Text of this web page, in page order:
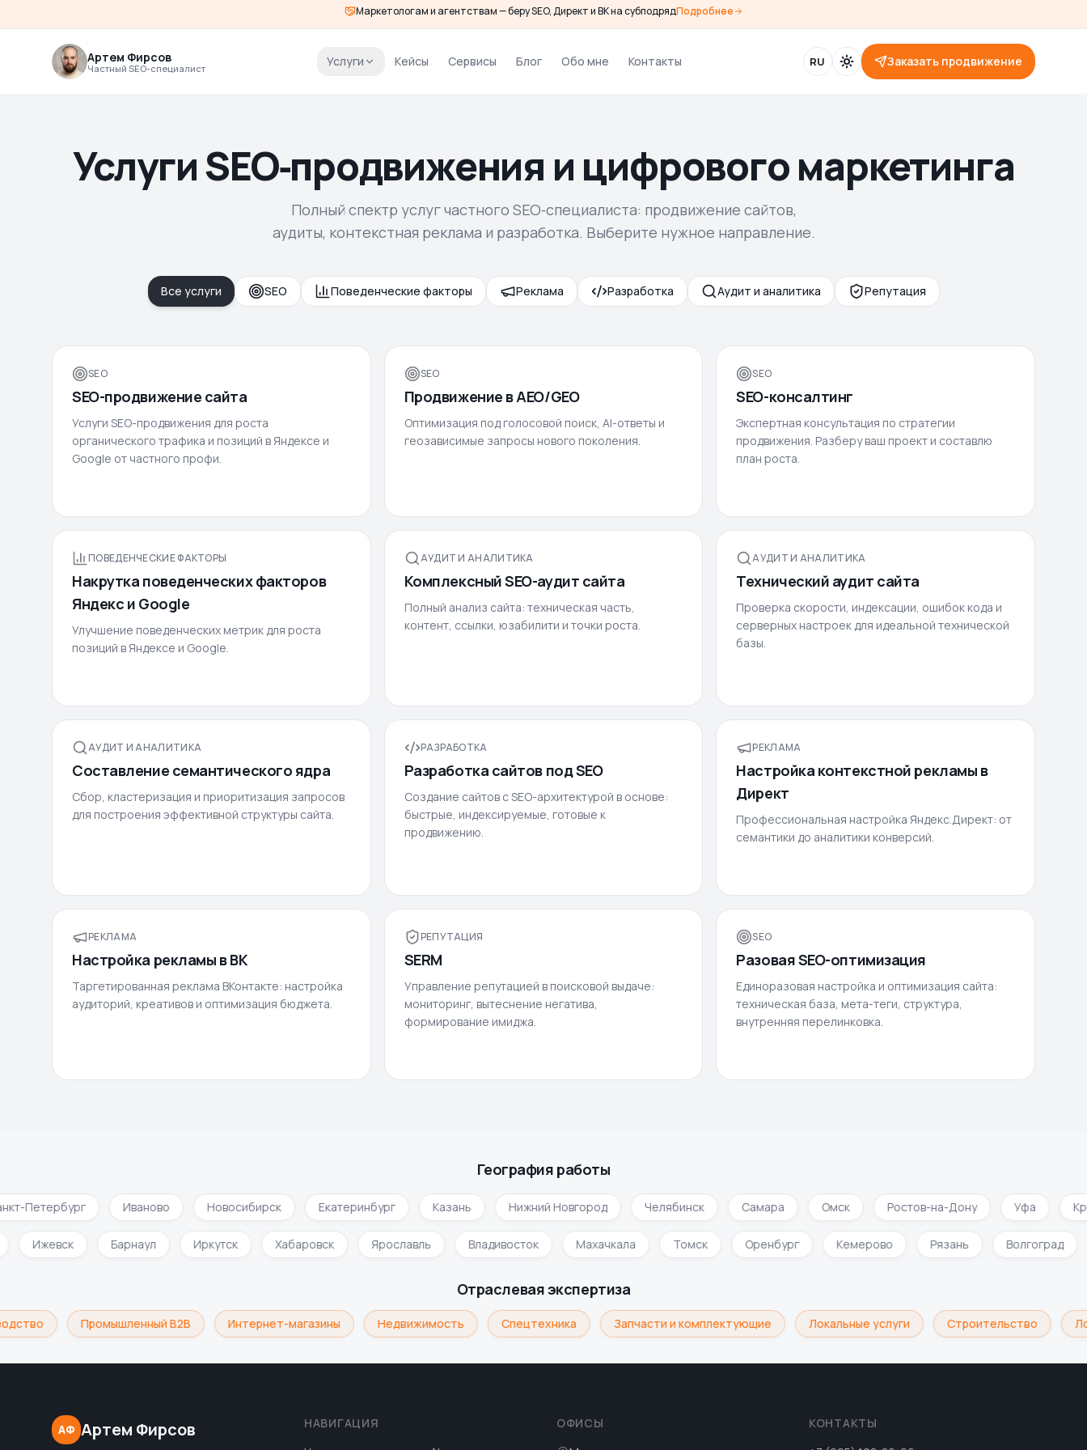
Маркетологам и агентствам — беру SEO, Директ и ВК на субподрядПодробнее
Артем Фирсов
Частный SEO-специалист Услуги Кейсы Сервисы Блог Обо мне Контакты RU Заказать продвижение
Услуги SEO‑продвижения и цифрового маркетинга
Полный спектр услуг частного SEO‑специалиста: продвижение сайтов,
аудиты, контекстная реклама и разработка. Выберите нужное направление.
Все услуги SEO Поведенческие факторы Реклама Разработка Аудит и аналитика Репутация
SEO
SEO-продвижение сайта
Услуги SEO-продвижения для роста
органического трафика и позиций в Яндексе и
Google от частного профи.
SEO
Продвижение в AEO/GEO
Оптимизация под голосовой поиск, AI-ответы и
геозависимые запросы нового поколения.
SEO
SEO-консалтинг
Экспертная консультация по стратегии
продвижения. Разберу ваш проект и составлю
план роста.
ПОВЕДЕНЧЕСКИЕ ФАКТОРЫ
Накрутка поведенческих факторов
Яндекс и Google
Улучшение поведенческих метрик для роста
позиций в Яндексе и Google.
АУДИТ И АНАЛИТИКА
Комплексный SEO-аудит сайта
Полный анализ сайта: техническая часть,
контент, ссылки, юзабилити и точки роста.
АУДИТ И АНАЛИТИКА
Технический аудит сайта
Проверка скорости, индексации, ошибок кода и
серверных настроек для идеальной технической
базы.
АУДИТ И АНАЛИТИКА
Составление семантического ядра
Сбор, кластеризация и приоритизация запросов
для построения эффективной структуры сайта.
РАЗРАБОТКА
Разработка сайтов под SEO
Создание сайтов с SEO-архитектурой в основе:
быстрые, индексируемые, готовые к
продвижению.
РЕКЛАМА
Настройка контекстной рекламы в
Директ
Профессиональная настройка Яндекс.Директ: от
семантики до аналитики конверсий.
РЕКЛАМА
Настройка рекламы в ВК
Таргетированная реклама ВКонтакте: настройка
аудиторий, креативов и оптимизация бюджета.
РЕПУТАЦИЯ
SERM
Управление репутацией в поисковой выдаче:
мониторинг, вытеснение негатива,
формирование имиджа.
SEO
Разовая SEO-оптимизация
Единоразовая настройка и оптимизация сайта:
техническая база, мета-теги, структура,
внутренняя перелинковка.
География работы
Петербург Иваново Новосибирск Екатеринбург Казань Нижний Новгород Челябинск Самара Омск Ростов-на-Дону Уфа
Ижевск Барнаул Иркутск Хабаровск Ярославль Владивосток Махачкала Томск Оренбург Кемерово Рязань Волгоград
Отраслевая экспертиза
Промышленный B2B Интернет-магазины Недвижимость Спецтехника Запчасти и комплектующие Локальные услуги Строительство
АФ Артем Фирсов
НАВИГАЦИЯ
ОФИСЫ
КОНТАКТЫ